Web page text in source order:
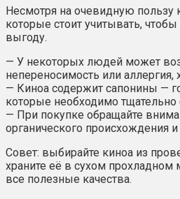
Несмотря на очевидную пользу
которые стоит учитывать,
выгоду.
— У некоторых людей может
непереносимость или аллергия,
— Киноа содержит сапонины —
которые необходимо
— При покупке обращайте
органического происхождения и
Совет: выбирайте киноа из
храните её в сухом прохладном
все полезные качества.